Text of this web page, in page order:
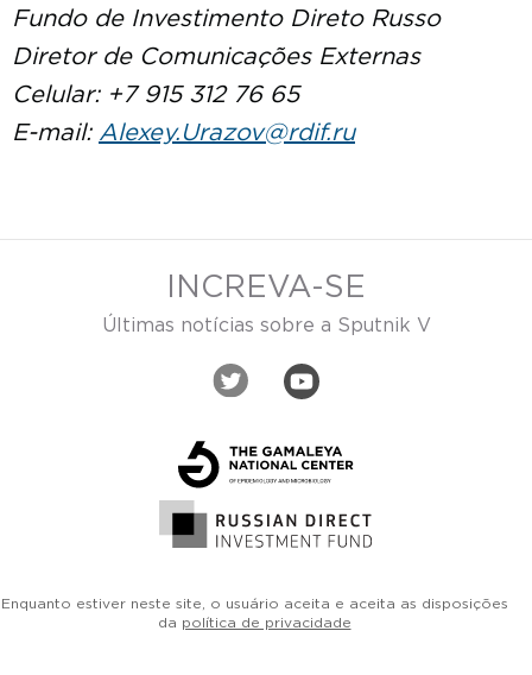
Fundo de Investimento Direto Russo
Diretor de Comunicações Externas
Celular: +7 915 312 76 65
E-mail: Alexey.Urazov@rdif.ru
INCREVA-SE
Últimas notícias sobre a Sputnik V
Enquanto estiver neste site, o usuário aceita e aceita as disposições
da política de privacidade